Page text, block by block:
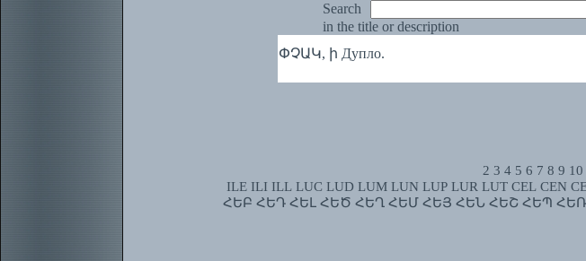
Search
in the title or description
ՓՉԱԿ, ի Дупло.
2 3 4 5 6 7 8 9 10
ILE ILI ILL LUC LUD LUM LUN LUP LUR LUT CEL CEN
ՀԵԲ ՀԵԴ ՀԵԼ ՀԵԾ ՀԵՂ ՀԵՄ ՀԵՅ ՀԵՆ ՀԵՇ ՀԵՊ ՀԵՌ